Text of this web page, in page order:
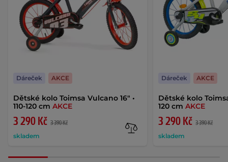
Dětské kolo Toimsa Vulcano 16" •
110-120 cm AKCE
3 290 Kč 3 390 Kč
skladem
Dáreček AKCE
Dětské kolo
120 cmAKCE
3 290 Kč 3 390 Kč
skladem
Dáreček AKCE